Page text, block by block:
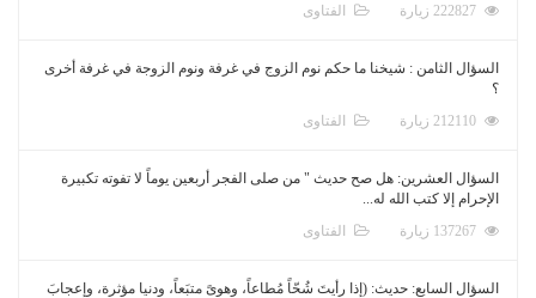
الفتاوى
السؤال الثامن : شيخنا ما حكم نوم الزوج في غرفة ونوم الزوجة في غرفة أخرى
؟
الفتاوى
السؤال العشرين: هل صح حديث " من صلى الفجر أربعين يوماً لا تفوته تكبيرة
الإحرام إلا كتب الله له...
الفتاوى
السؤال السابع: حديث: (إذا رأيتَ شُحّاً مُطاعاً، وهوىً متبَعاً، ودنيا مؤثرة، وإعجابَ